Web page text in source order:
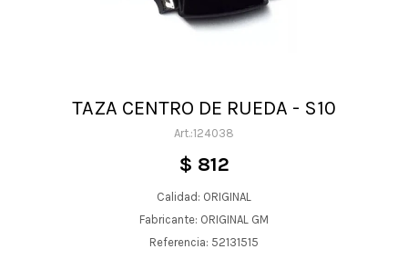
TAZA CENTRO DE RUEDA - S10
124038
$ 812
Calidad: ORIGINAL
Fabricante: ORIGINAL GM
Referencia: 52131515